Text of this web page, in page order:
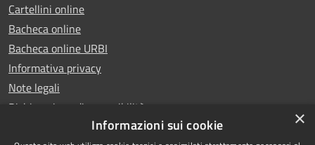
Cartellini online
Bacheca online
Bacheca online URBI
Informativa privacy
Note legali
Dichiarazione di accessibilità
×
Informazioni sui cookie